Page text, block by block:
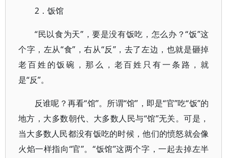
2．饭馆
“民以食为天”，要是没有饭吃，怎么办？“饭”这
个字，左从“食”，右从“反”，去了左边，也就是砸掉
老百姓的饭碗，那么，老百姓只有一条路，就
是“反”。
反谁呢？再看“馆”。所谓“馆”，即是“官”吃“饭”的
地方，大多数朝代、大多数人民与“馆”无关。可是，
当大多数人民都没有饭吃的时候，他们的愤怒就会像
火焰一样指向“官”。“饭馆”这两个字，一起去掉左半